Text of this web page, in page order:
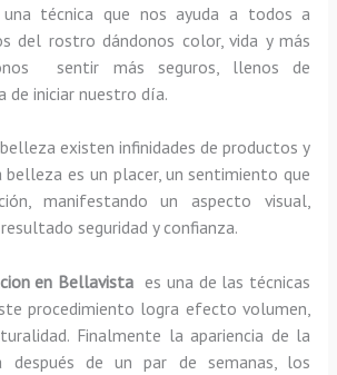
técnica que nos ayuda a todos a
del rostro dándonos color, vida y más
sentir más seguros, llenos de
de iniciar nuestro día.
existen infinidades de productos y
belleza es un placer, un sentimiento que
manifestando un aspecto visual,
seguridad y confianza.
en Bellavista es una de las técnicas
procedimiento logra efecto volumen,
Finalmente la apariencia de la
después de un par de semanas, los